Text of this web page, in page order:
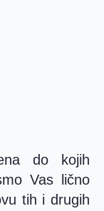
do kojih
Vas lično
tih i drugih